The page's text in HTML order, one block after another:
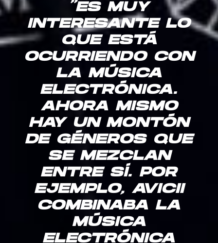
“ES MUY
INTERESANTE LO
QUE ESTÁ
OCURRIENDO CON
LA MÚSICA
ELECTRÓNICA.
AHORA MISMO
HAY UN MONTÓN
DE GÉNEROS QUE
SE MEZCLAN
ENTRE SÍ. POR
EJEMPLO, AVICII
COMBINABA LA
MÚSICA
ELECTRÓNICA